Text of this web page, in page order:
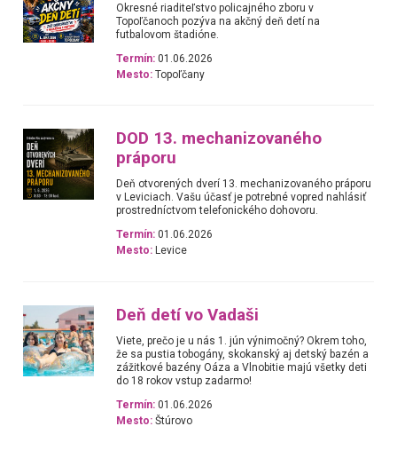
Okresné riaditeľstvo policajného zboru v
Topoľčanoch pozýva na akčný deň detí na
futbalovom štadióne.
Termín: 01.06.2026
Mesto: Topoľčany
DOD 13. mechanizovaného
práporu
Deň otvorených dverí 13. mechanizovaného práporu
v Leviciach. Vašu účasť je potrebné vopred nahlásiť
prostredníctvom telefonického dohovoru.
Termín: 01.06.2026
Mesto: Levice
Deň detí vo Vadaši
Viete, prečo je u nás 1. jún výnimočný? Okrem toho,
že sa pustia tobogány, skokanský aj detský bazén a
zážitkové bazény Oáza a Vlnobitie majú všetky deti
do 18 rokov vstup zadarmo!
Termín: 01.06.2026
Mesto: Štúrovo